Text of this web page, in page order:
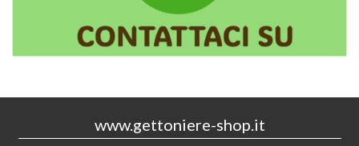
www.gettoniere-shop.it